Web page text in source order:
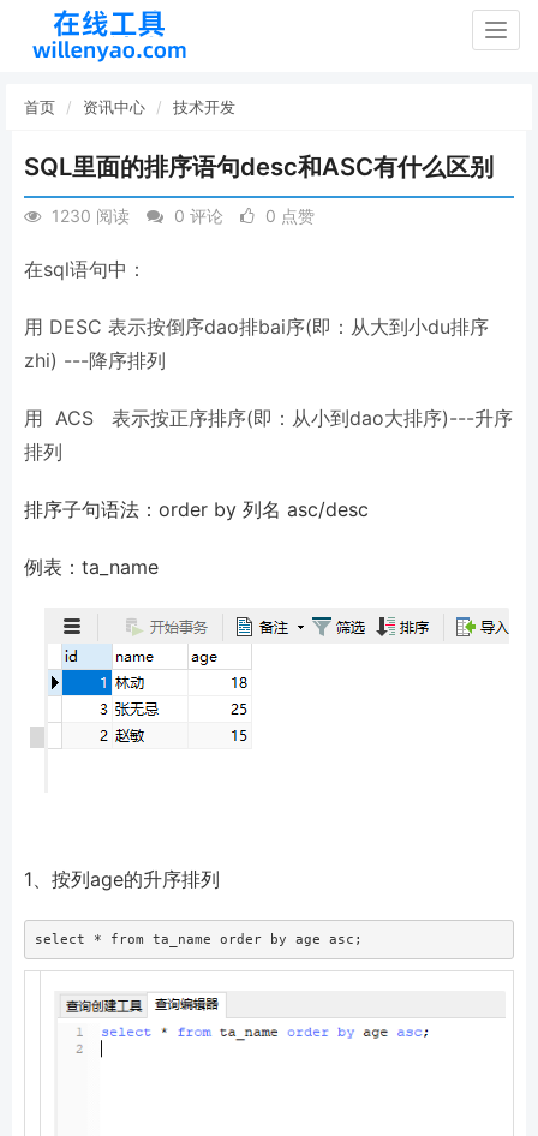
首页 资讯中心 技术开发
SQL里面的排序语句desc和ASC有什么区别
1230 阅读 0 评论 0 点赞
在sql语句中：
用 DESC 表示按倒序dao排bai序(即：从大到小du排序
zhi) ---降序排列
用 ACS 表示按正序排序(即：从小到dao大排序)---升序
排列
排序子句语法：order by 列名 asc/desc
例表：ta_name
1、按列age的升序排列
select * from ta_name order by age asc;